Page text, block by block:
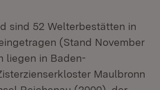
sind 52 Welterbestätten in
(Stand November
liegen in Baden-
Maulbronn